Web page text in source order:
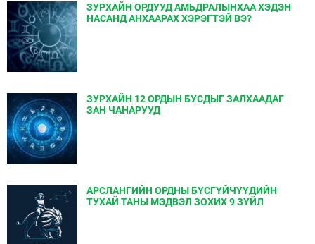
ЗУРХАЙН ОРДУУД АМЬДРАЛЫНХАА ХЭДЭН
НАСАНД АНХААРАХ ХЭРЭГТЭЙ ВЭ?
ЗУРХАЙН 12 ОРДЫН БУСДЫГ ЗАЛХААДАГ
ЗАН ЧАНАРУУД
АРСЛАНГИЙН ОРДНЫ БҮСГҮЙЧҮҮДИЙН
ТУХАЙ ТАНЫ МЭДВЭЛ ЗОХИХ 9 ЗҮЙЛ